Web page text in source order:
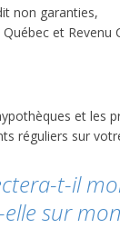
non garanties,
Québec et Revenu
et les
réguliers sur
t-il
sur